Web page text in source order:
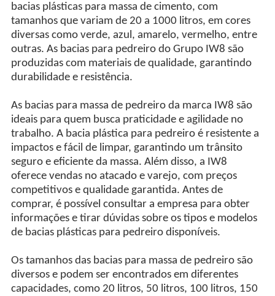
bacias plásticas para massa de cimento, com
tamanhos que variam de 20 a 1000 litros, em cores
diversas como verde, azul, amarelo, vermelho, entre
outras. As bacias para pedreiro do Grupo IW8 são
produzidas com materiais de qualidade, garantindo
durabilidade e resistência.
As bacias para massa de pedreiro da marca IW8 são
ideais para quem busca praticidade e agilidade no
trabalho. A bacia plástica para pedreiro é resistente a
impactos e fácil de limpar, garantindo um trânsito
seguro e eficiente da massa. Além disso, a IW8
oferece vendas no atacado e varejo, com preços
competitivos e qualidade garantida. Antes de
comprar, é possível consultar a empresa para obter
informações e tirar dúvidas sobre os tipos e modelos
de bacias plásticas para pedreiro disponíveis.
Os tamanhos das bacias para massa de pedreiro são
diversos e podem ser encontrados em diferentes
capacidades, como 20 litros, 50 litros, 100 litros, 150